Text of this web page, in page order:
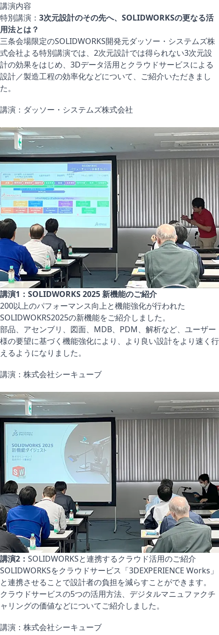
講演内容
特別講演： 3次元設計のその先へ、SOLIDWORKSの更なる活
用法とは？
三条会場限定のSOLIDWORKS開発元ダッソー・システムズ株
式会社よる特別講演では、2次元設計では得られない3次元設
計の効果をはじめ、3Dデータ活用とクラウドサービスによる
設計／製造工程の効率化などについて、ご紹介いただきまし
た。
講演：ダッソー・システムズ株式会社
講演1： SOLIDWORKS 2025 新機能のご紹介
200以上のパフォーマンス向上と機能強化が行われた
SOLIDWOKRS2025の新機能をご紹介しました。
部品、アセンブリ、図面、MDB、PDM、解析など、ユーザー
様の要望に基づく機能強化により、より良い設計をより速く行
えるようになりました。
講演：株式会社シーキューブ
講演2： SOLIDWORKSと連携するクラウド活用のご紹介
SOLIDWORKSをクラウドサービス「3DEXPERIENCE Works」
と連携させることで設計者の負担を減らすことができます。
クラウドサービスの5つの活用方法、デジタルマニュファクチ
ャリングの価値などについてご紹介しました。
講演：株式会社シーキューブ